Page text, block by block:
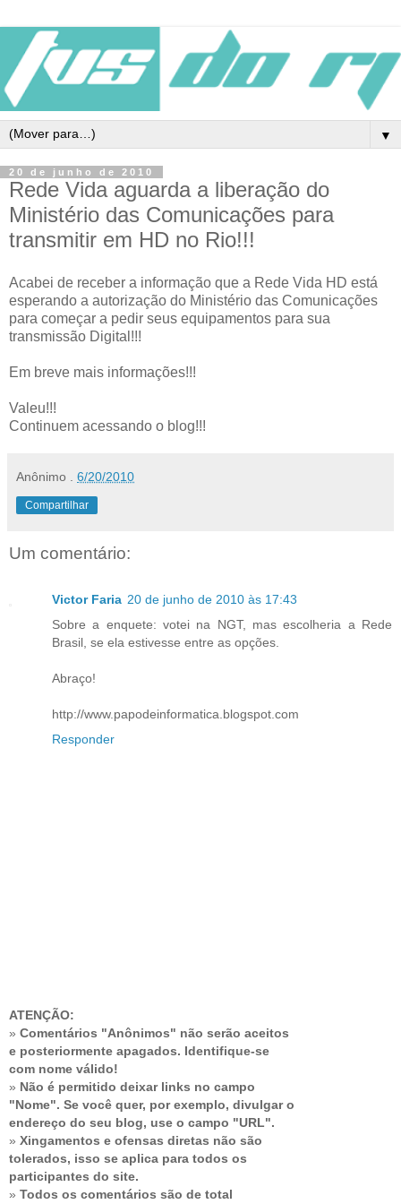
▼
20 de junho de 2010
Rede Vida aguarda a liberação do
Ministério das Comunicações para
transmitir em HD no Rio!!!
Acabei de receber a informação que a Rede Vida HD está
esperando a autorização do Ministério das Comunicações
para começar a pedir seus equipamentos para sua
transmissão Digital!!!
Em breve mais informações!!!
Valeu!!!
Continuem acessando o blog!!!
Anônimo 6/20/2010
Compartilhar
Um comentário:
Victor Faria 20 de junho de 2010 às 17:43
Sobre a enquete: votei na NGT, mas escolheria a Rede
Brasil, se ela estivesse entre as opções.
Abraço!
http://www.papodeinformatica.blogspot.com
Responder
ATENÇÃO:
» Comentários "Anônimos" não serão aceitos
e posteriormente apagados. Identifique-se
com nome válido!
» Não é permitido deixar links no campo
"Nome". Se você quer, por exemplo, divulgar o
endereço do seu blog, use o campo "URL".
» Xingamentos e ofensas diretas não são
tolerados, isso se aplica para todos os
participantes do site.
» Todos os comentários são de total